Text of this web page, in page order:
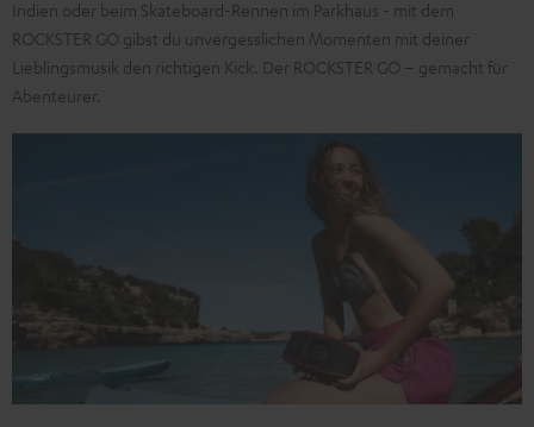
Indien oder beim Skateboard-Rennen im Parkhaus - mit dem
ROCKSTER GO gibst du unvergesslichen Momenten mit deiner
Lieblingsmusik den richtigen Kick. Der ROCKSTER GO – gemacht für
Abenteurer.